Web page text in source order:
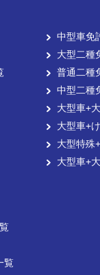
中型車免
大型二種
普通二種
中型二種
大型車+
大型車+
大型特殊
大型車+
覧